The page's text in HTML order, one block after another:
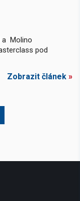
a Molino
pod
Zobrazit článek »